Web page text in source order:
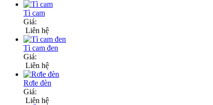
Tì cam
Giá:
Liên hệ
Tì cam đen
Giá:
Liên hệ
Rơle đèn
Giá:
Liên hệ